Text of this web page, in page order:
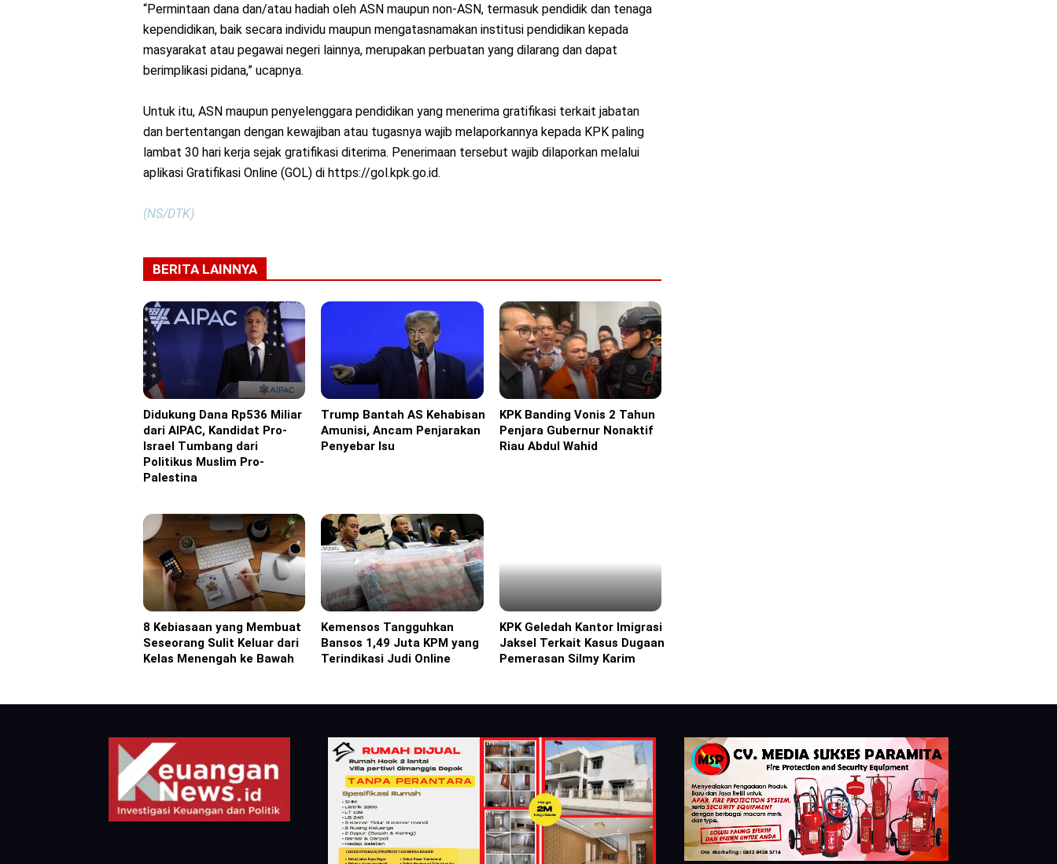
“Permintaan dana dan/atau hadiah oleh ASN maupun non-ASN, termasuk pendidik dan tenaga
kependidikan, baik secara individu maupun mengatasnamakan institusi pendidikan kepada
masyarakat atau pegawai negeri lainnya, merupakan perbuatan yang dilarang dan dapat
berimplikasi pidana,” ucapnya.
Untuk itu, ASN maupun penyelenggara pendidikan yang menerima gratifikasi terkait jabatan
dan bertentangan dengan kewajiban atau tugasnya wajib melaporkannya kepada KPK paling
lambat 30 hari kerja sejak gratifikasi diterima. Penerimaan tersebut wajib dilaporkan melalui
aplikasi Gratifikasi Online (GOL) di https://gol.kpk.go.id.
(NS/DTK)
BERITA LAINNYA
Eropa
Didukung Dana Rp536 Miliar
dari AIPAC, Kandidat Pro-
Israel Tumbang dari
Politikus Muslim Pro-
Palestina
Amerika
Trump Bantah AS Kehabisan
Amunisi, Ancam Penjarakan
Penyebar Isu
Headline
KPK Banding Vonis 2 Tahun
Penjara Gubernur Nonaktif
Riau Abdul Wahid
Headline
8 Kebiasaan yang Membuat
Seseorang Sulit Keluar dari
Kelas Menengah ke Bawah
Headline
Kemensos Tangguhkan
Bansos 1,49 Juta KPM yang
Terindikasi Judi Online
Headline
KPK Geledah Kantor Imigrasi
Jaksel Terkait Kasus Dugaan
Pemerasan Silmy Karim